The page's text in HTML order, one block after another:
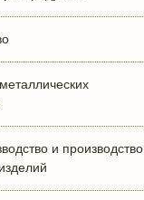
и производство